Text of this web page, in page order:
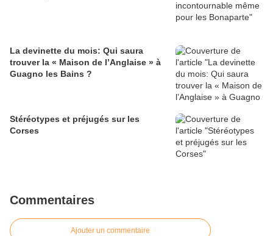
La devinette du mois: Qui saura
trouver la « Maison de l’Anglaise » à
Guagno les Bains ?
Stéréotypes et préjugés sur les
Corses
Commentaires
Ajouter un commentaire